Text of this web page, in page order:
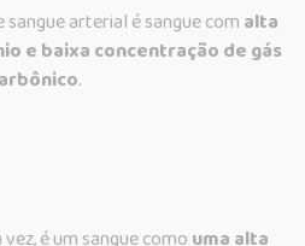
sangue arterial é sangue com alta
e baixa concentração de gás
.
é um sangue como uma alta